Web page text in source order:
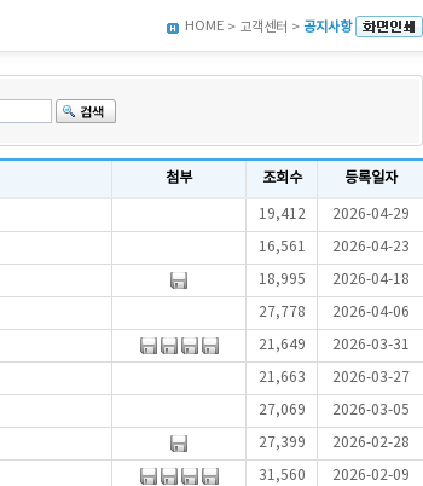
HOME > 고객센터 > 공지사항
첨부 조회수 등록일자
19,412 2026-04-29
16,561 2026-04-23
18,995 2026-04-18
27,778 2026-04-06
21,649 2026-03-31
21,663 2026-03-27
27,069 2026-03-05
27,399 2026-02-28
31,560 2026-02-09